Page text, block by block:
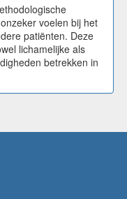
voelen bij het
patiënten. Deze
lichamelijke als
betrekken in